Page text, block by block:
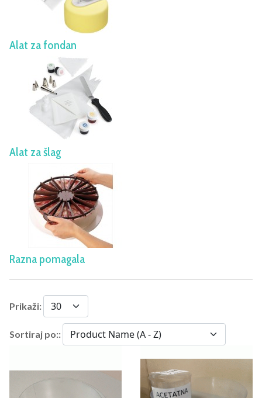
Alat za fondan
Alat za šlag
Razna pomagala
Prikaži:
Sortiraj po::